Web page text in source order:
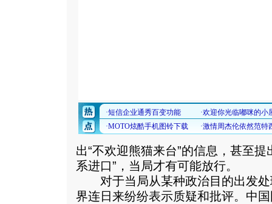
出“不欢迎熊猫来台”的信息，甚至
系进口”，当局才有可能放行。
对于当局从某种政治目的出发处
界连日来纷纷表示质疑和批评。中